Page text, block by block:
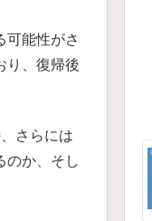
可能性がさ
り、復帰後
さらには
のか、そし